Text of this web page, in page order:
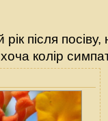
після
колір